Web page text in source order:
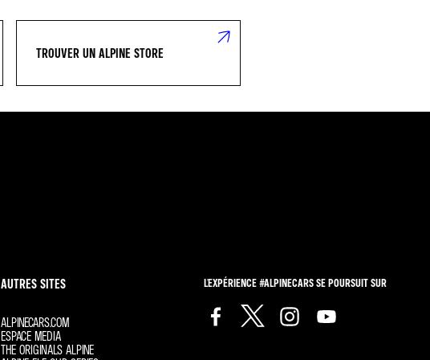
TROUVER UN ALPINE STORE
AUTRES SITES
ALPINECARS.COM
ESPACE MEDIA
THE ORIGINALS ALPINE
L'EXPÉRIENCE #ALPINECARS SE POURSUIT SUR